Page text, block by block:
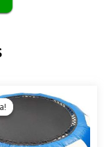
El
precio
S/3,290.00.
actual
es:
S/